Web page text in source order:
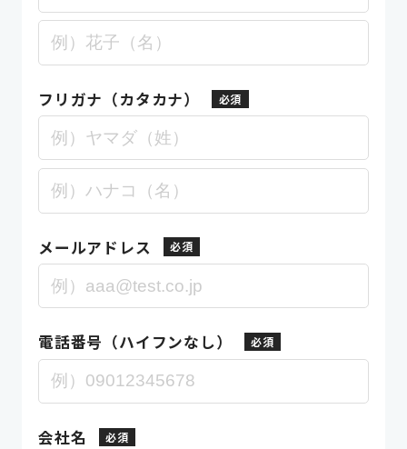
フリガナ（カタカナ）
メールアドレス
電話番号（ハイフンなし）
会社名